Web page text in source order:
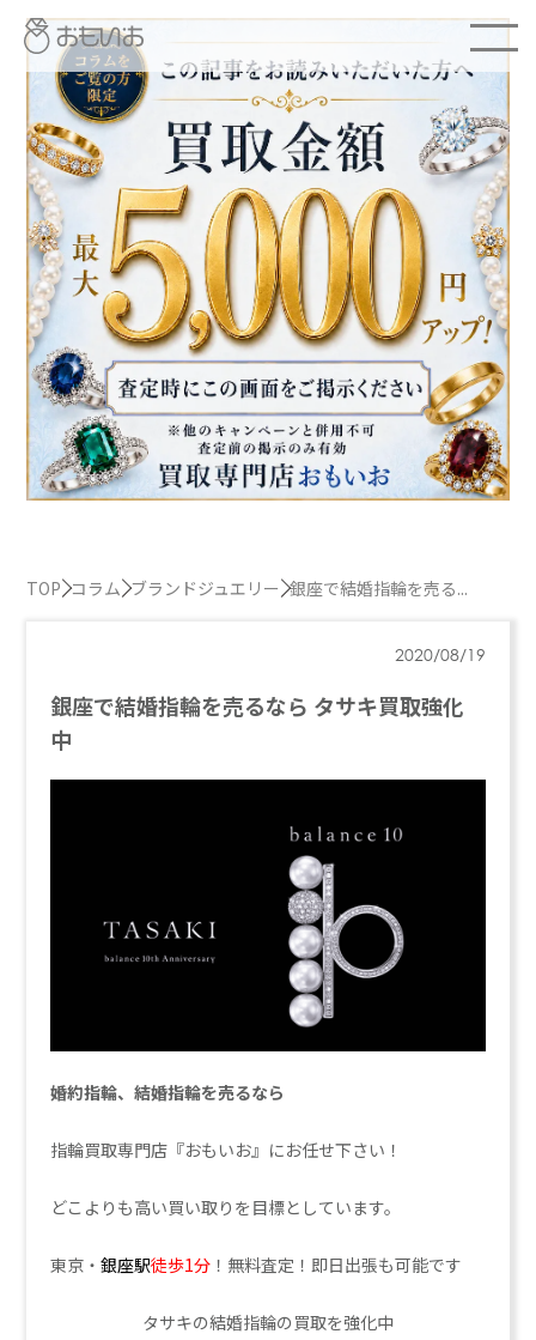
TOP コラム ブランドジュエリー 銀座で結婚指輪を売る...
2020/08/19
銀座で結婚指輪を売るなら タサキ買取強化
中
婚約指輪、結婚指輪を売るなら
指輪買取専門店『おもいお』にお任せ下さい！
どこよりも高い買い取りを目標としています。
東京・銀座駅徒歩1分 ！無料査定！即日出張も可能です
タサキの結婚指輪の買取を強化中